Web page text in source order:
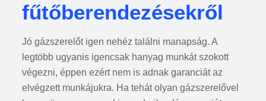
fűtőberendezésekről
Jó gázszerelőt igen nehéz találni manapság. A
legtöbb ugyanis igencsak hanyag munkát szokott
végezni, éppen ezért nem is adnak garanciát az
elvégzett munkájukra. Ha tehát olyan gázszerelővel